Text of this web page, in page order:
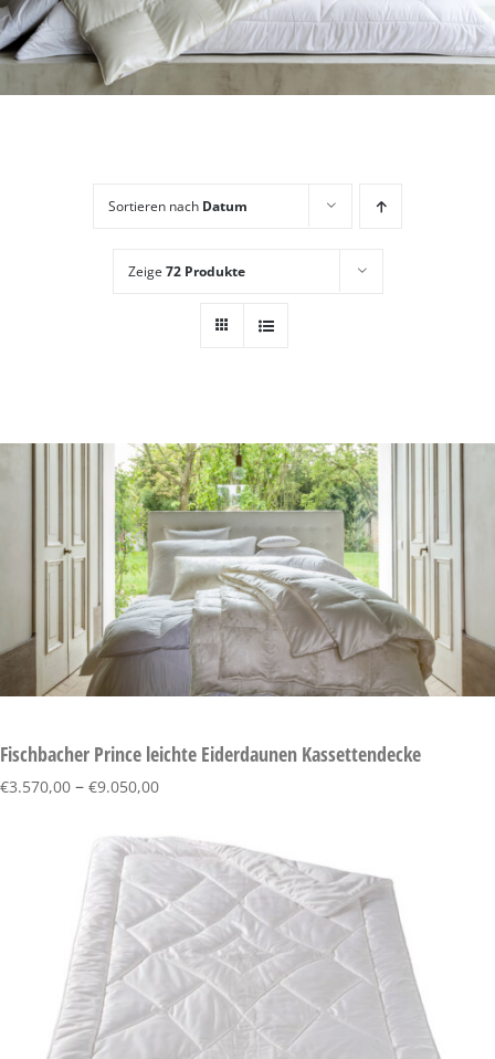
Sortieren nach Datum
Zeige 72 Produkte
Fischbacher Prince leichte Eiderdaunen Kassettendecke
€3.570,00 – €9.050,00